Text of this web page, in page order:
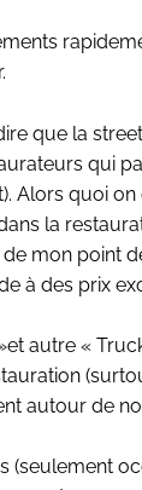
que la
qui
Alors quoi on
la
de mon
à des prix
autre «
autour de